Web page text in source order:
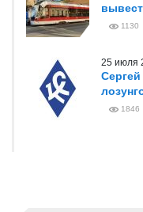
1130
25 июля
1846